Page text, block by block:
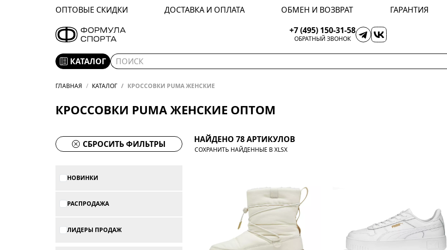
ОПТОВЫЕ СКИДКИ ДОСТАВКА И ОПЛАТА ОБМЕН И ВОЗВРАТ ГАРАНТИЯ
+7 (495) 150-31-58
ОБРАТНЫЙ ЗВОНОК
КАТАЛОГ
ГЛАВНАЯ КАТАЛОГ КРОССОВКИ PUMA ЖЕНСКИЕ
КРОССОВКИ PUMA ЖЕНСКИЕ ОПТОМ
СБРОСИТЬ ФИЛЬТРЫ
НОВИНКИ
РАСПРОДАЖА
ЛИДЕРЫ ПРОДАЖ
НАЙДЕНО 78 АРТИКУЛОВ
СОХРАНИТЬ НАЙДЕННЫЕ В XLSX